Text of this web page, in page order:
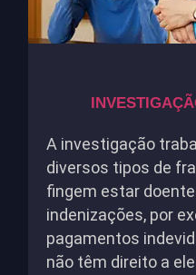
A investigação
diversos tipos de
fingem estar
indenizações, por
pagamentos
não têm direito a